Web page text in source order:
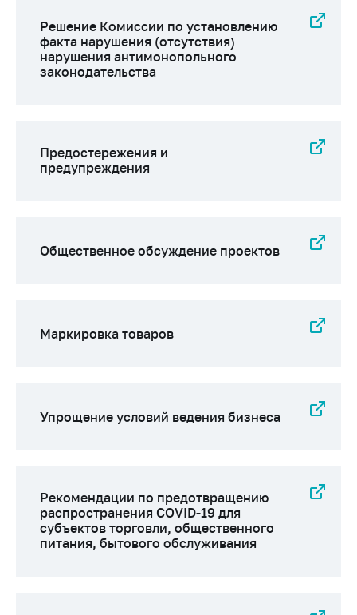
Решение Комиссии по установлению
факта нарушения (отсутствия)
нарушения антимонопольного
законодательства
Предостережения и
предупреждения
Общественное обсуждение проектов
Маркировка товаров
Упрощение условий ведения бизнеса
Рекомендации по предотвращению
распространения COVID-19 для
субъектов торговли, общественного
питания, бытового обслуживания